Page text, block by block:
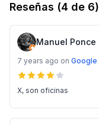
Reseñas (4 de 6)
Manuel Ponce
7 years ago on Google
X, son oficinas